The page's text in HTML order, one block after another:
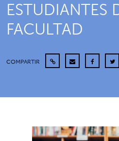
ESTUDIANTES
FACULTAD
COMPARTIR